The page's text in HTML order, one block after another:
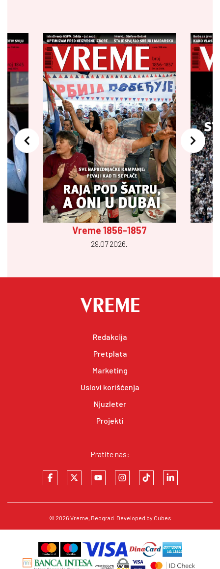
Vreme 1856-1857
29.07 2026.
Redakcija
Pretplata
Marketing
Uslovi korišćenja
Njuzleter
Projekti
Pratite nas:
© 2026 Vreme, Beograd. Developed by Cubes